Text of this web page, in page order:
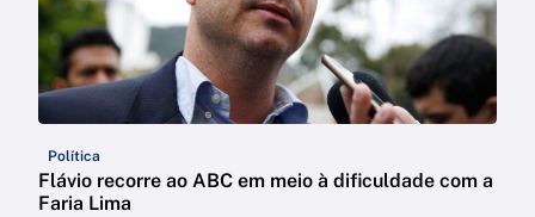
Política
Flávio recorre ao ABC em meio à dificuldade com a
Faria Lima